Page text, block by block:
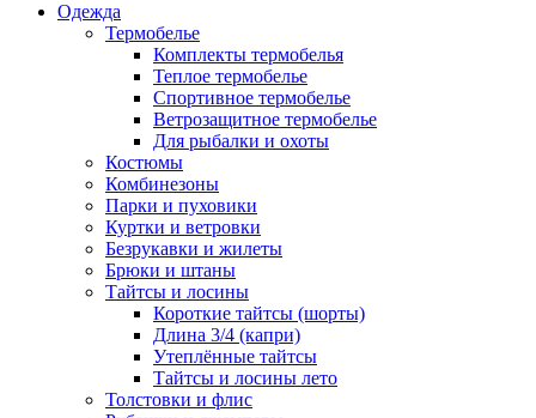
Одежда
Термобелье
Комплекты термобелья
Теплое термобелье
Спортивное термобелье
Ветрозащитное термобелье
Для рыбалки и охоты
Костюмы
Комбинезоны
Парки и пуховики
Куртки и ветровки
Безрукавки и жилеты
Брюки и штаны
Тайтсы и лосины
Короткие тайтсы (шорты)
Длина 3/4 (капри)
Утеплённые тайтсы
Тайтсы и лосины лето
Толстовки и флис